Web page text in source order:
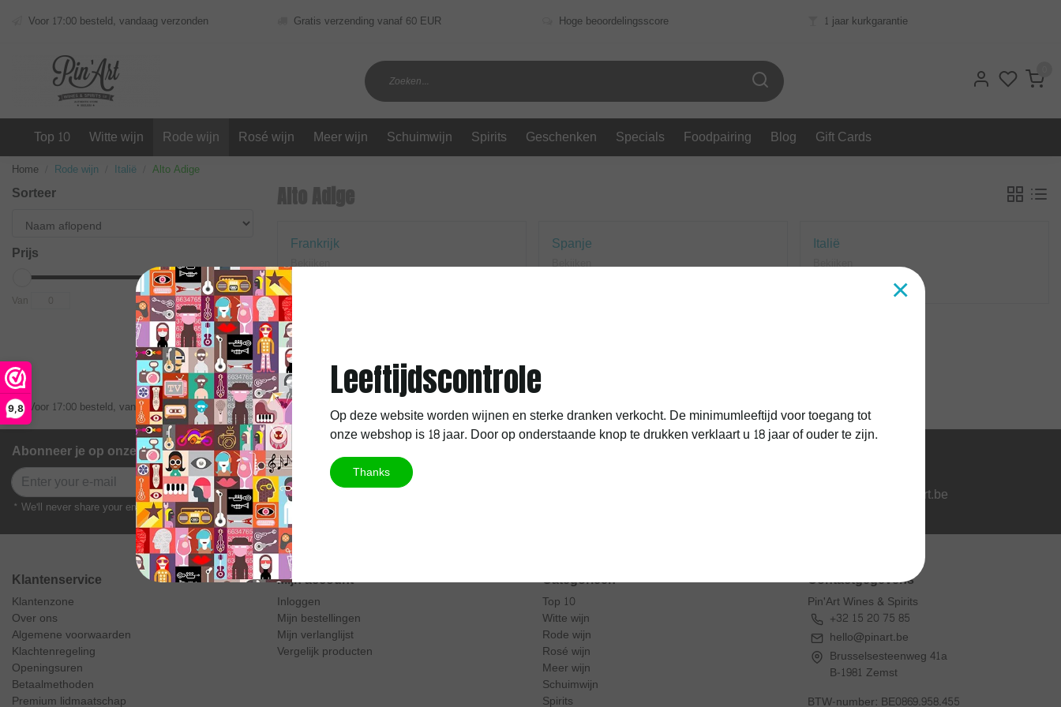
9,8
Voor 17:00 besteld, vandaag verzonden Gratis verzending vanaf 60 EUR Hoge beoordelingsscore 1 jaar kurkgarantie
Top 10 Witte wijn Rode wijn Rosé wijn Meer wijn Schuimwijn Spirits Geschenken Specials Foodpairing Blog Gift Cards
Home Rode wijn Italië Alto Adige
Sorteer
Prijs
Van To
Alto Adige
Nieuwe Wereld
Bekijken
Frankrijk
Bekijken
Spanje
Bekijken
Italië
Bekijken
Geen producten gevonden!
Voor 17:00 besteld, vandaag verzonden Gratis verzending vanaf 60 EUR Hoge beoordelingsscore 1 jaar kurkgarantie
Abonneer je op onze nieuwsbrief
Abonneer
* We'll never share your email with anyone else.
hello@pinart.be
Klantenservice
Klantenzone
Over ons
Algemene voorwaarden
Klachtenregeling
Openingsuren
Betaalmethoden
Premium lidmaatschap
Mijn account
Inloggen
Mijn bestellingen
Mijn verlanglijst
Vergelijk producten
Categorieën
Top 10
Witte wijn
Rode wijn
Rosé wijn
Meer wijn
Schuimwijn
Spirits
Contactgegevens
Pin'Art Wines & Spirits
+32 15 20 75 85
hello@pinart.be
Brusselsesteenweg 41a
B-1981 Zemst
BTW-number: BE0869.958.455
×
Leeftijdscontrole
Op deze website worden wijnen en sterke dranken verkocht. De minimumleeftijd voor toegang tot
onze webshop is 18 jaar. Door op onderstaande knop te drukken verklaart u 18 jaar of ouder te zijn.
Thanks